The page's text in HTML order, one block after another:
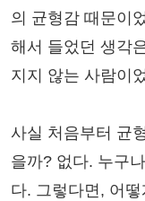
의 균형감 때문이
해서 들었던 생각
지지 않는 사람이
사실 처음부터 균
을까? 없다. 누구
다. 그렇다면, 어